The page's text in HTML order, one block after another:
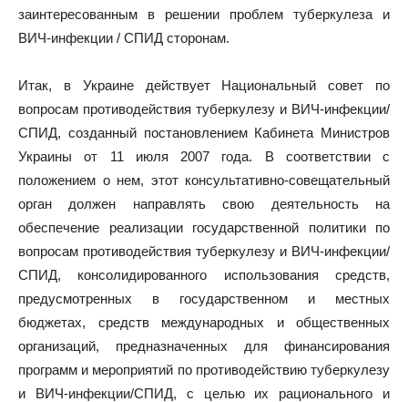
заинтересованным в решении проблем туберкулеза и
ВИЧ-инфекции / СПИД сторонам.
Итак, в Украине действует Национальный совет по
вопросам противодействия туберкулезу и ВИЧ-инфекции/
СПИД, созданный постановлением Кабинета Министров
Украины от 11 июля 2007 года. В соответствии с
положением о нем, этот консультативно-совещательный
орган должен направлять свою деятельность на
обеспечение реализации государственной политики по
вопросам противодействия туберкулезу и ВИЧ-инфекции/
СПИД, консолидированного использования средств,
предусмотренных в государственном и местных
бюджетах, средств международных и общественных
организаций, предназначенных для финансирования
программ и мероприятий по противодействию туберкулезу
и ВИЧ-инфекции/СПИД, с целью их рационального и